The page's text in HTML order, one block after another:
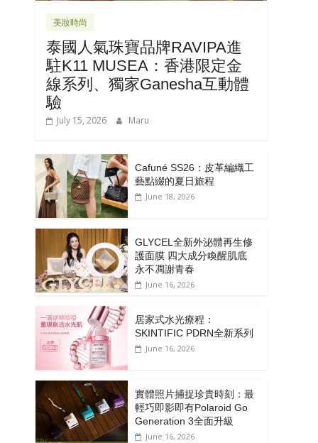
美妝時尚
泰國人氣珠寶品牌RAVIPA進
駐K11 MUSEA：香港限定金
線系列、獨家Ganesha互動體
驗
July 15, 2026 Maru
Cafuné SS26：皮革編織工
藝點綴的夏日旅程
June 18, 2026
GLYCEL全新外泌體再生修
護面膜 四大成分喚醒肌底
永不凋謝青春
June 16, 2026
居家式水光療程：
SKINTIFIC PDRN全新系列
June 16, 2026
實體照片捕捉珍貴時刻：最
輕巧即影即有Polaroid Go
Generation 3全面升級
June 16, 2026